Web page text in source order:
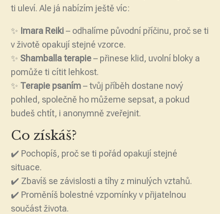
ti uleví. Ale já nabízím ještě víc:
✨ Imara Reiki – odhalíme původní příčinu, proč se ti
v životě opakují stejné vzorce.
✨ Shamballa terapie – přinese klid, uvolní bloky a
pomůže ti cítit lehkost.
✨ Terapie psaním – tvůj příběh dostane nový
pohled, společně ho můžeme sepsat, a pokud
budeš chtít, i anonymně zveřejnit.
Co získáš?
✔️ Pochopíš, proč se ti pořád opakují stejné
situace.
✔️ Zbavíš se závislosti a tíhy z minulých vztahů.
✔️ Proměníš bolestné vzpomínky v přijatelnou
součást života.